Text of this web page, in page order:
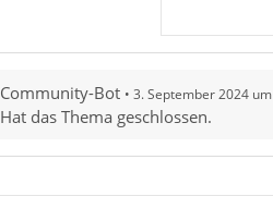
Community-Bot 3. September 2024
Hat das Thema geschlossen.